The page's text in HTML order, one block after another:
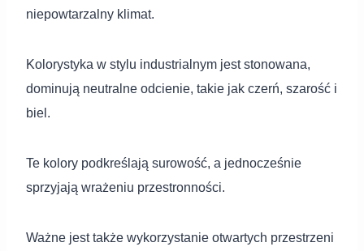
niepowtarzalny klimat.
Kolorystyka w stylu industrialnym jest stonowana,
dominują neutralne odcienie, takie jak czerń, szarość i
biel.
Te kolory podkreślają surowość, a jednocześnie
sprzyjają wrażeniu przestronności.
Ważne jest także wykorzystanie otwartych przestrzeni